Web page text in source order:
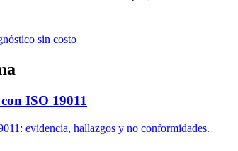
sin costo
ISO 19011
evidencia, hallazgos y no conformidades.